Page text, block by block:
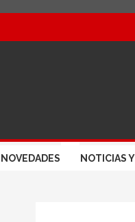
NOVEDADES NOTICIAS